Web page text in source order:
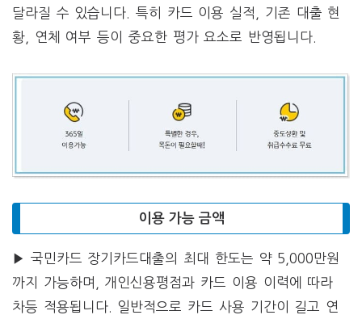
달라질 수 있습니다. 특히 카드 이용 실적, 기존 대출 현
황, 연체 여부 등이 중요한 평가 요소로 반영됩니다.
이용 가능 금액
▶ 국민카드 장기카드대출의 최대 한도는 약 5,000만원
까지 가능하며, 개인신용평점과 카드 이용 이력에 따라
차등 적용됩니다. 일반적으로 카드 사용 기간이 길고 연